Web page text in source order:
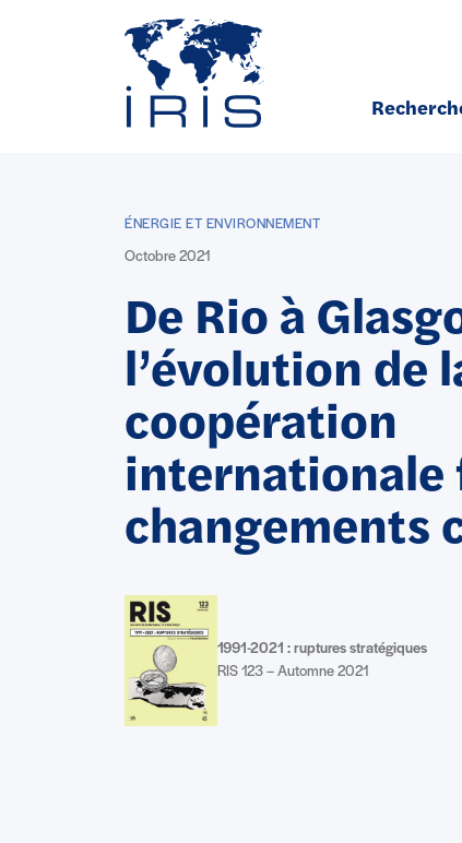
ÉNERGIE ET ENVIRONNEMENT
Octobre 2021
De Rio à
l’évolution de
coopération
internationale
changements
1991-2021 : ruptures stratégiques
RIS 123 – Automne 2021